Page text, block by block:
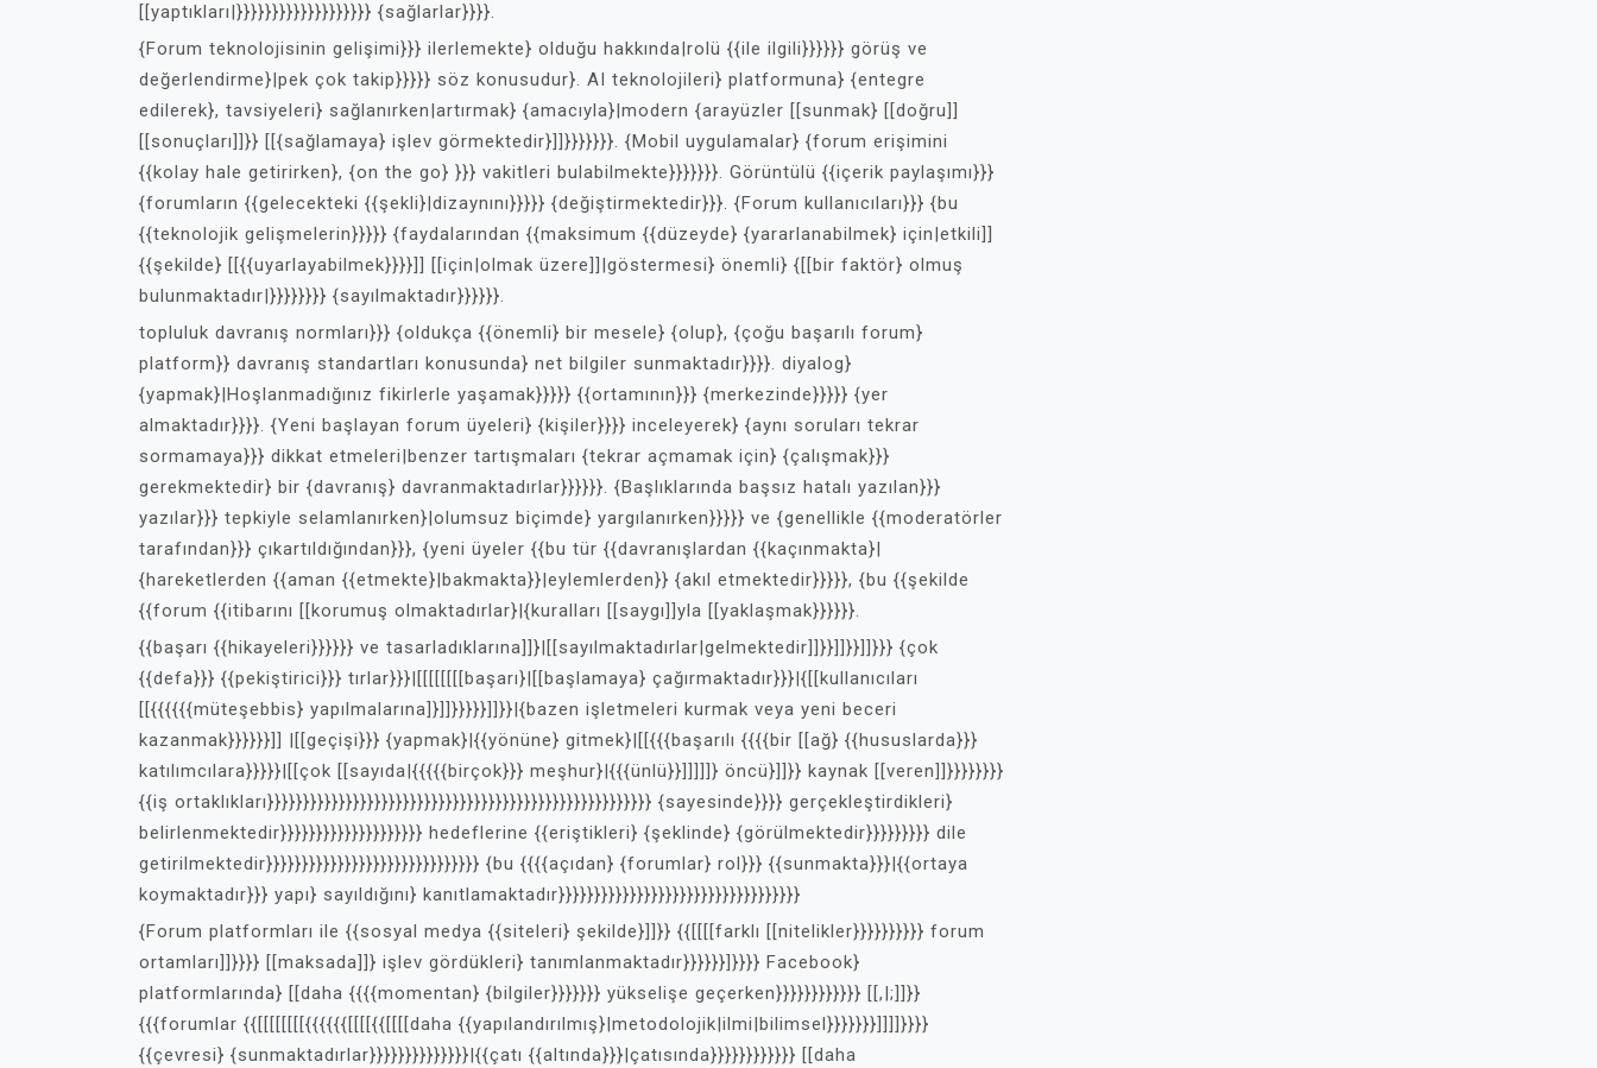
[[yaptıkları|}}}}}}}}}}}}}}}}}}} {sağlarlar}}}}.
{Forum teknolojisinin gelişimi}}} ilerlemekte} olduğu hakkında|rolü {{ile ilgili}}}}}} görüş ve
değerlendirme}|pek çok takip}}}}} söz konusudur}. AI teknolojileri} platformuna} {entegre
edilerek}, tavsiyeleri} sağlanırken|artırmak} {amacıyla}|modern {arayüzler [[sunmak} [[doğru]]
[[sonuçları]]}} [[{sağlamaya} işlev görmektedir}]]}}}}}}}. {Mobil uygulamalar} {forum erişimini
{{kolay hale getirirken}, {on the go} }}} vakitleri bulabilmekte}}}}}}}. Görüntülü {{içerik paylaşımı}}}
{forumların {{gelecekteki {{şekli}|dizaynını}}}}} {değiştirmektedir}}}. {Forum kullanıcıları}}} {bu
{{teknolojik gelişmelerin}}}}} {faydalarından {{maksimum {{düzeyde} {yararlanabilmek} için|etkili]]
{{şekilde} [[{{uyarlayabilmek}}}}]] [[için|olmak üzere]]|göstermesi} önemli} {[[bir faktör} olmuş
bulunmaktadır|}}}}}}}} {sayılmaktadır}}}}}}.
topluluk davranış normları}}} {oldukça {{önemli} bir mesele} {olup}, {çoğu başarılı forum}
platform}} davranış standartları konusunda} net bilgiler sunmaktadır}}}}. diyalog}
{yapmak}|Hoşlanmadığınız fikirlerle yaşamak}}}}} {{ortamının}}} {merkezinde}}}}} {yer
almaktadır}}}}. {Yeni başlayan forum üyeleri} {kişiler}}}} inceleyerek} {aynı soruları tekrar
sormamaya}}} dikkat etmeleri|benzer tartışmaları {tekrar açmamak için} {çalışmak}}}
gerekmektedir} bir {davranış} davranmaktadırlar}}}}}}. {Başlıklarında başsız hatalı yazılan}}}
yazılar}}} tepkiyle selamlanırken}|olumsuz biçimde} yargılanırken}}}}} ve {genellikle {{moderatörler
tarafından}}} çıkartıldığından}}}, {yeni üyeler {{bu tür {{davranışlardan {{kaçınmakta}|
{hareketlerden {{aman {{etmekte}|bakmakta}}|eylemlerden}} {akıl etmektedir}}}}}, {bu {{şekilde
{{forum {{itibarını [[korumuş olmaktadırlar}|{kuralları [[saygı]]yla [[yaklaşmak}}}}}}.
{{başarı {{hikayeleri}}}}}} ve tasarladıklarına]]}|[[sayılmaktadırlar|gelmektedir]]}}]]}}]]}}} {çok
{{defa}}} {{pekiştirici}}} tırlar}}}|[[[[[[[[başarı}|[[başlamaya} çağırmaktadır}}}|{[[kullanıcıları
[[{{{{{{müteşebbis} yapılmalarına]}]]}}}}}]]}}|{bazen işletmeleri kurmak veya yeni beceri
kazanmak}}}}}}]] |[[geçişi}}} {yapmak}|{{yönüne} gitmek}|[[{{{başarılı {{{{bir [[ağ} {{hususlarda}}}
katılımcılara}}}}}|[[çok [[sayıda|{{{{{birçok}}} meşhur}|{{{ünlü}}]]]]]} öncü}]]}} kaynak [[veren]]}}}}}}}}
{{iş ortaklıkları}}}}}}}}}}}}}}}}}}}}}}}}}}}}}}}}}}}}}}}}}}}}}}}}}}}}}} {sayesinde}}}} gerçekleştirdikleri}
belirlenmektedir}}}}}}}}}}}}}}}}}}}} hedeflerine {{eriştikleri} {şeklinde} {görülmektedir}}}}}}}}} dile
getirilmektedir}}}}}}}}}}}}}}}}}}}}}}}}}}}}}} {bu {{{{açıdan} {forumlar} rol}}} {{sunmakta}}}|{{ortaya
koymaktadır}}} yapı} sayıldığını} kanıtlamaktadır}}}}}}}}}}}}}}}}}}}}}}}}}}}}}}}}}}
{Forum platformları ile {{sosyal medya {{siteleri} şekilde}]]}} {{[[[[farklı [[nitelikler}}}}}}}}}} forum
ortamları]]}}}} [[maksada]]} işlev gördükleri} tanımlanmaktadır}}}}}}]}}}} Facebook}
platformlarında} [[daha {{{{momentan} {bilgiler}}}}}}} yükselişe geçerken}}}}}}}}}}}} [[,|;]]}}
{{{forumlar {{[[[[[[[[{{{{{{[[[[{{[[[[daha {{yapılandırılmış}|metodolojik|ilmi|bilimsel}}}}}}}]]]]}}}}
{{çevresi} {sunmaktadırlar}}}}}}}}}}}}}}|{{çatı {{altında}}}|çatısında}}}}}}}}}}}} [[daha